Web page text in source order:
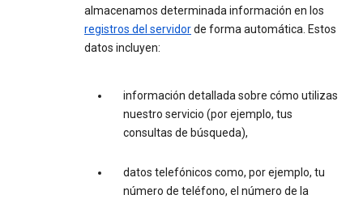
almacenamos determinada información en los
registros del servidorde forma automática. Estos
datos incluyen:
información detallada sobre cómo utilizas
nuestro servicio (por ejemplo, tus
consultas de búsqueda),
datos telefónicos como, por ejemplo, tu
número de teléfono, el número de la